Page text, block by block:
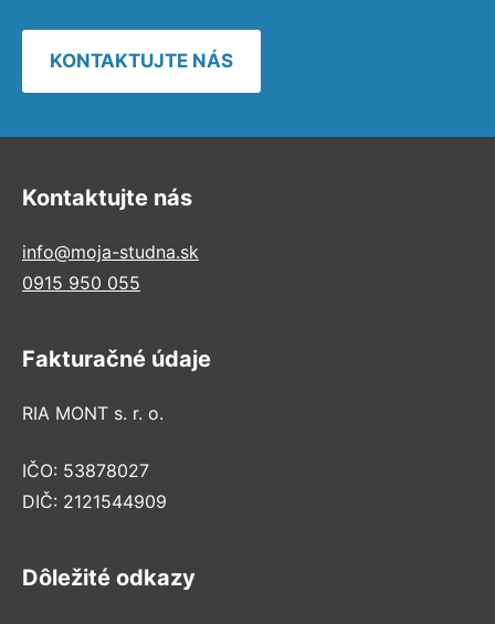
KONTAKTUJTE NÁS
Kontaktujte nás
info@moja-studna.sk
0915 950 055
Fakturačné údaje
RIA MONT s. r. o.
IČO: 53878027
DIČ: 2121544909
Dôležité odkazy